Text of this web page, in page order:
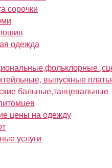
сорочки
одежда
выпускные
бальные,танцевальные
цены на одежду
услуги